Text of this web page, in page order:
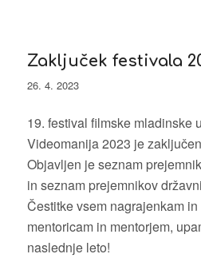
Zaključek festivala
26. 4. 2023
19. festival filmske mladinske
Videomanija 2023 je
Objavljen je seznam
in seznam prejemnikov
Čestitke vsem nagrajenkam
mentoricam in mentorjem,
naslednje leto!